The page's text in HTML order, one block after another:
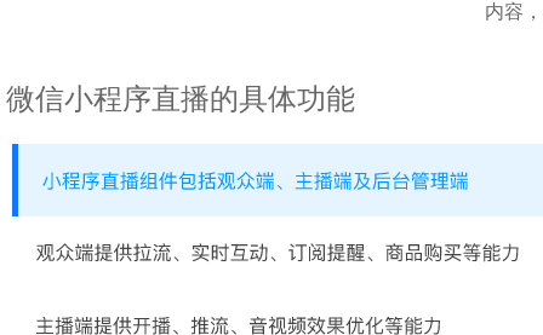
内容
微信小程序直播的具体功能